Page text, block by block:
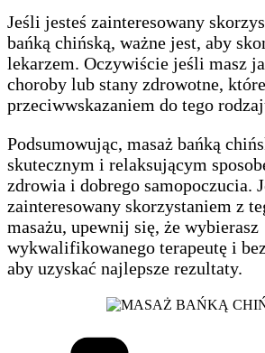
Jeśli jesteś zainteresowany
bańką chińską, ważne jest, aby
lekarzem. Oczywiście jeśli masz
choroby lub stany zdrowotne,
przeciwwskazaniem do tego
Podsumowując, masaż bańką
skutecznym i relaksującym
zdrowia i dobrego samopoczucia.
zainteresowany skorzystaniem z
masażu, upewnij się, że wybierasz
wykwalifikowanego terapeutę i
aby uzyskać najlepsze rezultaty.